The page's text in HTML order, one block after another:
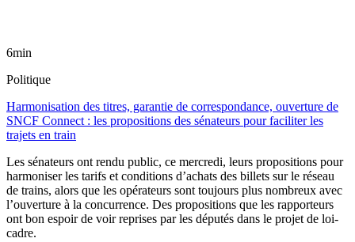
6min
Politique
Harmonisation des titres, garantie de correspondance, ouverture de
SNCF Connect : les propositions des sénateurs pour faciliter les
trajets en train
Les sénateurs ont rendu public, ce mercredi, leurs propositions pour
harmoniser les tarifs et conditions d’achats des billets sur le réseau
de trains, alors que les opérateurs sont toujours plus nombreux avec
l’ouverture à la concurrence. Des propositions que les rapporteurs
ont bon espoir de voir reprises par les députés dans le projet de loi-
cadre.